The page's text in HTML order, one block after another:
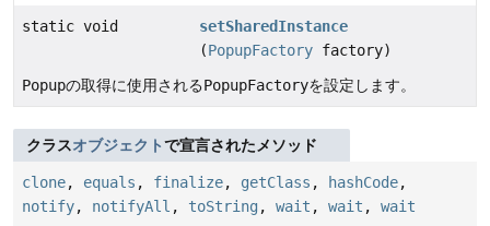
static void
setSharedInstance
(PopupFactory factory)
Popupの取得に使用されるPopupFactoryを設定します。
クラスオブジェクトで宣言されたメソッド
clone, equals , finalize, getClass , hashCode,
notify, notifyAll , toString , wait , wait , wait